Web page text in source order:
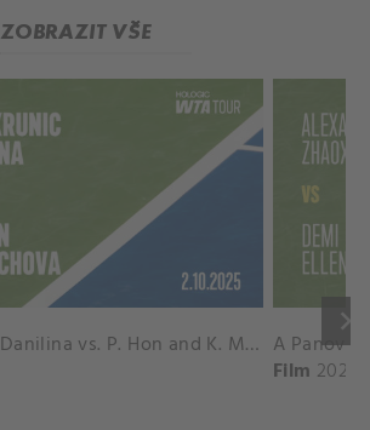
ZOBRAZIT VŠE
keyboard_arrow_right
A. Krunic and A. Danilina vs. P. Hon and K. Muchova Match Highlights - BEIJING_Capital Group Diamond ( October 02, 2025)
Film 2026